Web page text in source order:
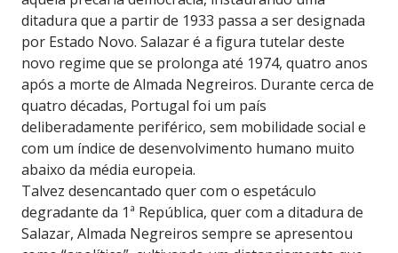
ditadura que a partir de 1933 passa a ser designada
por Estado Novo. Salazar é a figura tutelar deste
novo regime que se prolonga até 1974, quatro anos
após a morte de Almada Negreiros. Durante cerca de
quatro décadas, Portugal foi um país
deliberadamente periférico, sem mobilidade social e
com um índice de desenvolvimento humano muito
abaixo da média europeia.
Talvez desencantado quer com o espetáculo
degradante da 1ª República, quer com a ditadura de
Salazar, Almada Negreiros sempre se apresentou